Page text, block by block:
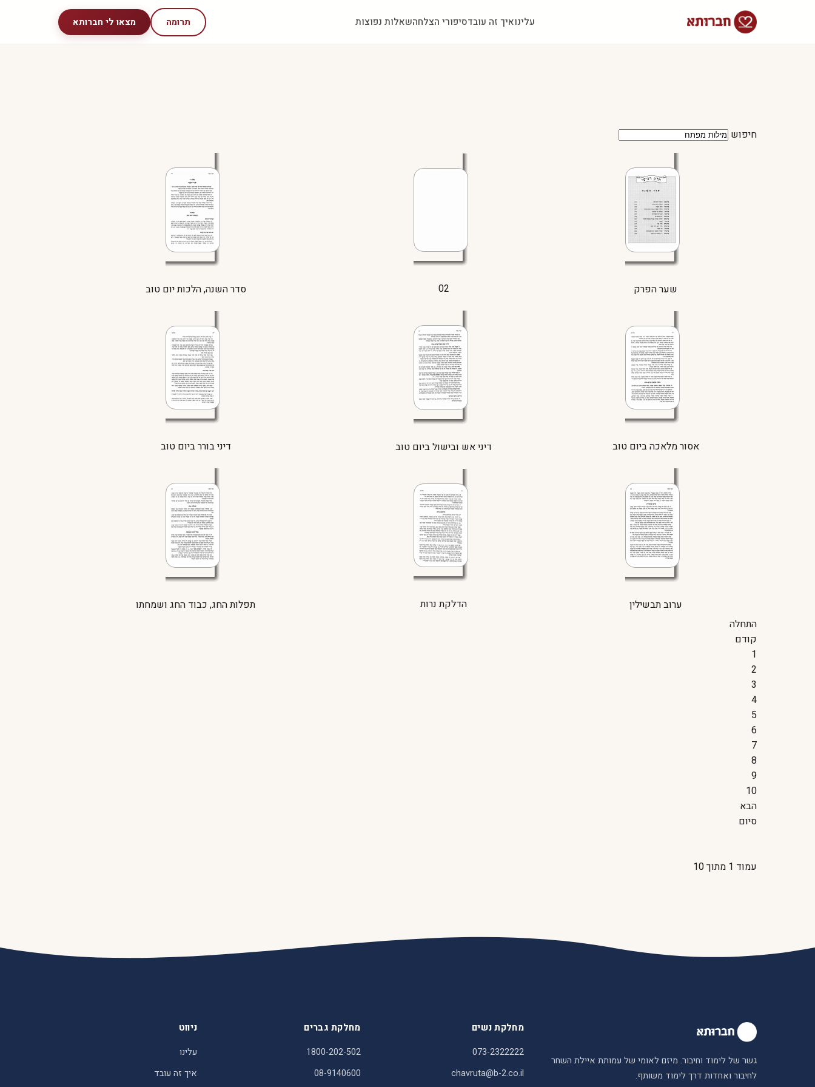
עלינואיך זה עובדסיפורי הצלחהשאלות נפוצות תרומה מצאו לי חברותא
חיפוש
שער הפרק 02 סדר השנה, הלכות יום טוב
אסור מלאכה ביום טוב דיני אש ובישול ביום טוב דיני בורר ביום טוב
ערוב תבשילין הדלקת נרות
תפלות החג, כבוד החג ושמחתו
התחלה
קודם
1
2
3
4
5
6
7
8
9
10
הבא
סיום
עמוד 1 מתוך 10
גשר של לימוד וחיבור. מיזם לאומי של עמותת איילת השחר
לחיבור ואחדות דרך לימוד משותף.
מחלקת נשים
073-2322222
chavruta@b-2.co.il
מחלקת גברים
1800-202-502
08-9140600
ניווט
עלינו
איך זה עובד